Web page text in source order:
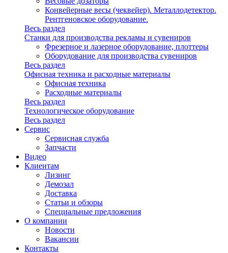
Конвейерные весы (чеквейер). Металлодетектор.
Рентгеновское оборудование.
Весь раздел
Станки для производства рекламы и сувениров
Фрезерное и лазерное оборудование, плоттеры
Оборудование для производства сувениров
Весь раздел
Офисная техника и расходные материалы
Офисная техника
Расходные материалы
Весь раздел
Технологическое оборудование
Весь раздел
Сервис
Сервисная служба
Запчасти
Видео
Клиентам
Лизинг
Демозал
Доставка
Статьи и обзоры
Специальные предложения
О компании
Новости
Вакансии
Контакты